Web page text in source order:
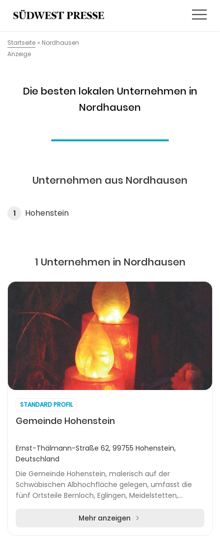
Startseite » Nordhausen
Anzeige
Die besten lokalen Unternehmen in
Nordhausen
Unternehmen aus Nordhausen
1 Hohenstein
1 Unternehmen in Nordhausen
STANDARD PROFIL
Gemeinde Hohenstein
Ernst-Thälmann-Straße 62, 99755 Hohenstein,
Deutschland
Die Gemeinde Hohenstein, malerisch auf der
Schwäbischen Albhochfläche gelegen, umfasst die
fünf Ortsteile Bernloch, Eglingen, Meidelstetten,
Mehr anzeigen